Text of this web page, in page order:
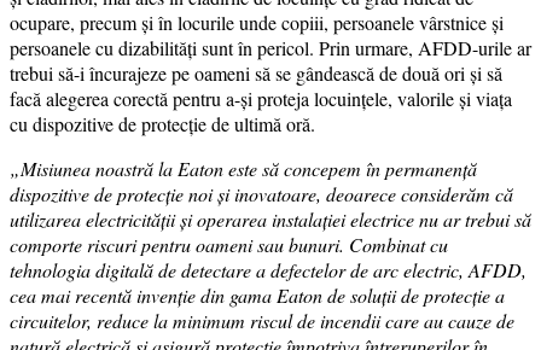
ocupare, precum și în locurile unde copiii, persoanele vârstnice și
persoanele cu dizabilități sunt în pericol. Prin urmare, AFDD-urile ar
trebui să-i încurajeze pe oameni să se gândească de două ori și să
facă alegerea corectă pentru a-și proteja locuințele, valorile și viața
cu dispozitive de protecție de ultimă oră.
„Misiunea noastră la Eaton este să concepem în permanență
dispozitive de protecție noi și inovatoare, deoarece considerăm că
utilizarea electricității și operarea instalației electrice nu ar trebui să
comporte riscuri pentru oameni sau bunuri. Combinat cu
tehnologia digitală de detectare a defectelor de arc electric, AFDD,
cea mai recentă invenție din gama Eaton de soluții de protecție a
circuitelor, reduce la minimum riscul de incendii care au cauze de